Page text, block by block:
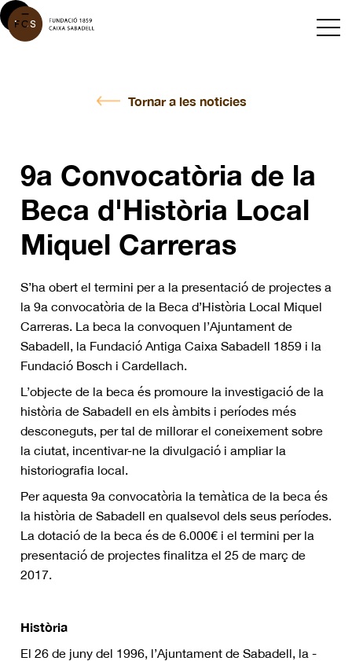
Tornar a les noticies
9a Convocatòria de la
Beca d'Història Local
Miquel Carreras
S’ha obert el termini per a la presentació de projectes a
la 9a convocatòria de la Beca d’Història Local Miquel
Carreras. La beca la convoquen l’Ajuntament de
Sabadell, la Fundació Antiga Caixa Sabadell 1859 i la
Fundació Bosch i Cardellach.
L’objecte de la beca és promoure la investigació de la
història de Sabadell en els àmbits i períodes més
desconeguts, per tal de millorar el coneixement sobre
la ciutat, incentivar-ne la divulgació i ampliar la
historiografia local.
Per aquesta 9a convocatòria la temàtica de la beca és
la història de Sabadell en qualsevol dels seus períodes.
La dotació de la beca és de 6.000€ i el termini per la
presentació de projectes finalitza el 25 de març de
2017.
Història
El 26 de juny del 1996, l’Ajuntament de Sabadell, la -